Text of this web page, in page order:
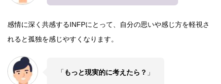
感情に深く共感するINFPにとって、自分の思いや感じ方を軽視さ
れると孤独を感じやすくなります。
「もっと現実的に考えたら？ 」